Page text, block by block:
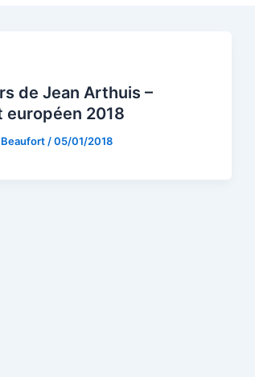
de Jean Arthuis –
européen 2018
Beaufort /05/01/2018